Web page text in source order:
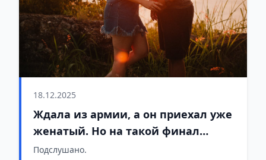
18.12.2025
Ждала из армии, а он приехал уже
женатый. Но на такой финал
никто не рассчитывал
Подслушано.